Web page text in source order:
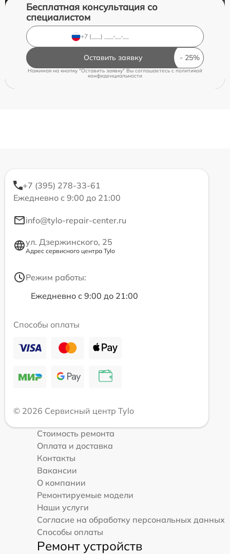
Бесплатная консультация со
специалистом
Оставить заявку
Нажимая на кнопку "Оставить заявку" Вы соглашаетесь cполитикой
конфиденциальности
+7 (395) 278-33-61
Ежедневно с 9:00 до 21:00
info@tylo-repair-center.ru
ул. Дзержинского, 25
Адрес сервисного центра Tylo
Режим работы:
Ежедневно с 9:00 до 21:00
Способы оплаты
© 2026 Сервисный центр Tylo
Стоимость ремонта
Оплата и доставка
Контакты
Вакансии
О компании
Ремонтируемые модели
Наши услуги
Согласие на обработку персональных данных
Способы оплаты
Ремонт устройств